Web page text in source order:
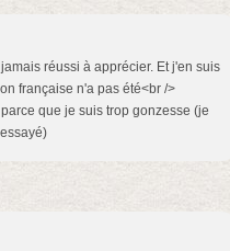
réussi à apprécier. Et j'en suis
française n'a pas été<br />
que je suis trop gonzesse (je